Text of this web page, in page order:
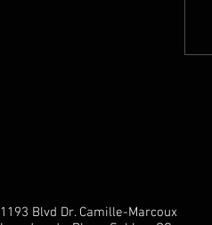
1193 Blvd Dr. Camille-Marcoux